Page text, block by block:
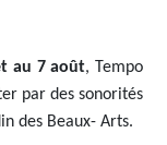
au 7 août, Tempo
par des sonorités
des Beaux- Arts.